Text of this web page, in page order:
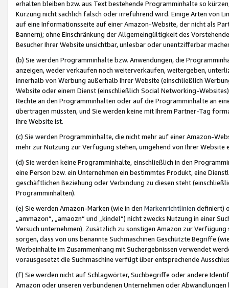
erhalten bleiben bzw. aus Text bestehende Programminhalte so
Kürzung nicht sachlich falsch oder irreführend wird. Einige Arten von
auf eine Informationsseite auf einer Amazon-Website, der nicht als
Bannern); ohne Einschränkung der Allgemeingültigkeit des
Besucher Ihrer Website unsichtbar, unlesbar oder unentzifferbar
(b) Sie werden Programminhalte bzw. Anwendungen, die
anzeigen, weder verkaufen noch weiterverkaufen, weitergeben,
innerhalb von Werbung außerhalb Ihrer Website (einschließlich
Website oder einem Dienst (einschließlich Social Networking-
Rechte an den Programminhalten oder auf die Programminhalte an
übertragen müssten, und Sie werden keine mit Ihrem Partner-Tag
Ihre Website ist.
(c) Sie werden Programminhalte, die nicht mehr auf einer Amazon-
mehr zur Nutzung zur Verfügung stehen, umgehend von Ihrer
(d) Sie werden keine Programminhalte, einschließlich in den
eine Person bzw. ein Unternehmen ein bestimmtes Produkt, eine
geschäftlichen Beziehung oder Verbindung zu diesen steht
Programminhalten).
(e) Sie werden Amazon-Marken (wie in den Markenrichtlinien definiert)
„ammazon“, „amaozn“ und „kindel“) nicht zwecks Nutzung in einer
Versuch unternehmen). Zusätzlich zu sonstigen Amazon zur
sorgen, dass von uns benannte Suchmaschinen Geschützte Begriffe
Werbeinhalte im Zusammenhang mit Suchergebnissen verwendet
vorausgesetzt die Suchmaschine verfügt über entsprechende
(f) Sie werden nicht auf Schlagwörter, Suchbegriffe oder andere
Amazon oder unseren verbundenen Unternehmen oder